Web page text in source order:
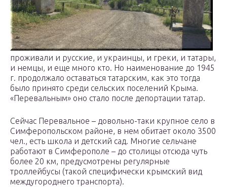
проживали и русские, и украинцы, и греки, и татары,
и немцы, и еще много кто. Но наименование до 1945
г. продолжало оставаться татарским, как это тогда
было принято среди сельских поселений Крыма.
«Перевальным» оно стало после депортации татар.
Сейчас Перевальное – довольно-таки крупное село в
Симферопольском районе, в нем обитает около 3500
чел., есть школа и детский сад. Многие сельчане
работают в Симферополе – до столицы отсюда чуть
более 20 км, предусмотрены регулярные
троллейбусы (такой специфически крымский вид
междугороднего транспорта).